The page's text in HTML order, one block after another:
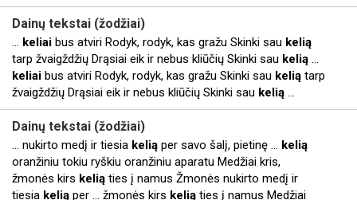
Dainų tekstai (žodžiai)
... keliai bus atviri Rodyk, rodyk, kas gražu Skinki sau kelią
tarp žvaigždžių Drąsiai eik ir nebus kliūčių Skinki sau kelią ...
keliai bus atviri Rodyk, rodyk, kas gražu Skinki sau kelią tarp
žvaigždžių Drąsiai eik ir nebus kliūčių Skinki sau kelią ...
Dainų tekstai (žodžiai)
... nukirto medį ir tiesia kelią per savo šalį, pietinę ... kelią
oranžiniu tokiu ryškiu oranžiniu aparatu Medžiai kris,
žmonės kirs kelią ties į namus Žmonės nukirto medį ir
tiesia kelią per ... žmonės kirs kelią ties į namus Medžiai